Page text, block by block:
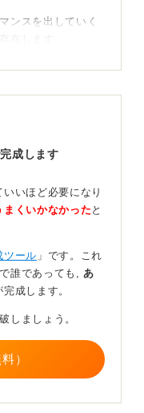
ンスを出していく
在します。
大限に引き出そ
、中途入社の人が
面接で確認してみ
たうえでの質問で
ることはありませ
得したうえでスタ
な活躍につながり
成します
いほど必要になり
くいかなかった と
ツール 」です。これ
で誰であっても, あ
完成します。
しましょう。
）